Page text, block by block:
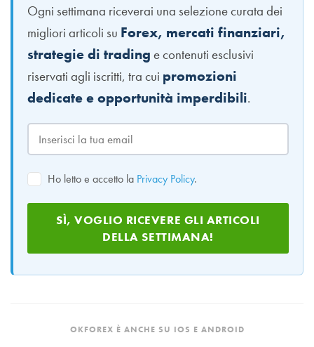
Ogni settimana riceverai una selezione curata dei
migliori articoli su Forex, mercati finanziari,
strategie di trading e contenuti esclusivi
riservati agli iscritti, tra cui promozioni
dedicate e opportunità imperdibili.
Ho letto e accetto la Privacy Policy.
SÌ, VOGLIO RICEVERE GLI ARTICOLI
DELLA SETTIMANA!
OKFOREX È ANCHE SU IOS E ANDROID